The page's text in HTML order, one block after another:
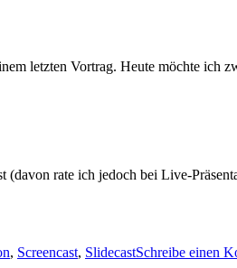
letzten Vortrag. Heute möchte ich
rate ich jedoch bei Live-
, Screencast, SlidecastSchreibe einen